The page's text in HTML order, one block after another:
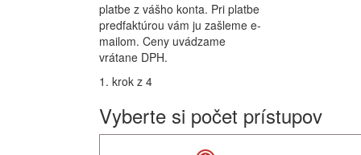
platbe z vášho konta. Pri platbe
predfaktúrou vám ju zašleme e-
mailom. Ceny uvádzame
vrátane DPH.
1. krok z 4
Vyberte si počet prístupov